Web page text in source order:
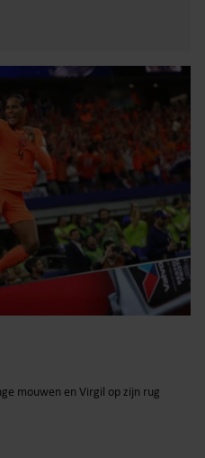
mouwen en Virgil op zijn rug